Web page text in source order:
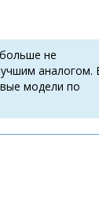
не
аналогом.
модели по